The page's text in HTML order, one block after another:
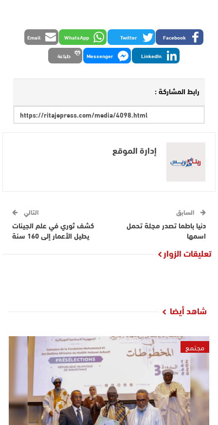
Facebook
Twitter
WhatsApp
Email
LinkedIn
Messenger طباعة
رابط المشاركة :
إدارة الموقع
السابق
دنيا باطما تصدر مجلة تحمل
اسمها
التالي
كشف ثوري في علم الجينات
يطيل الأعمار إلى 160 سنة
تعليقات الزوار
شاهد أيضا
مجتمع